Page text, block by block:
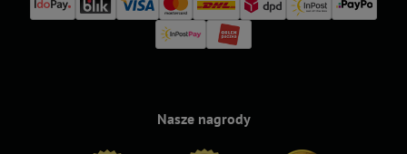
Nasze nagrody